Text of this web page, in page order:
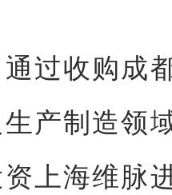
过收购成
产制造领
上海维脉